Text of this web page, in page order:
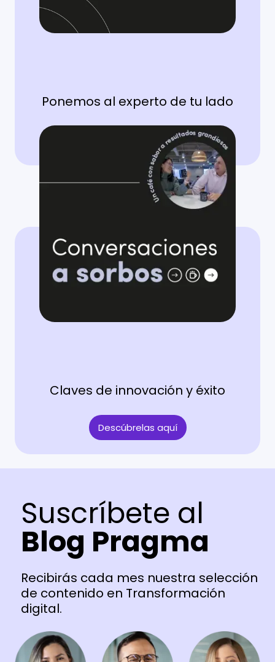
Ponemos al experto de tu lado
Escucha aquí
Claves de innovación y éxito
Descúbrelas aquí
Suscríbete al
Blog Pragma
Recibirás cada mes nuestra selección
de contenido en Transformación
digital.